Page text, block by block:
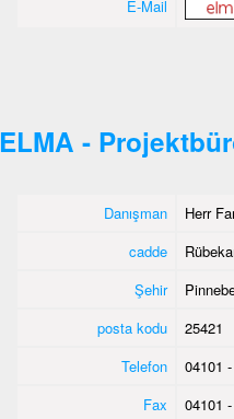
E-Mail
ELMA -
Danışman
Herr
cadde
Şehir
posta kodu
25421
Telefon
04101
Fax
04101